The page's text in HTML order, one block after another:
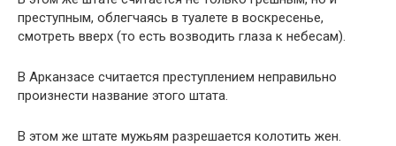
преступным, облегчаясь в туалете в воскресенье,
смотреть вверх (то есть возводить глаза к небесам).
В Арканзасе считается преступлением неправильно
произнести название этого штата.
В этом же штате мужьям разрешается колотить жен.